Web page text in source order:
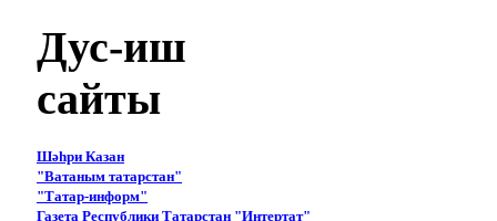
Дус-иш
сайты
Шәһри Казан
"Ватаным татарстан"
"Татар-информ"
Газета Республики Татарстан "Интертат"